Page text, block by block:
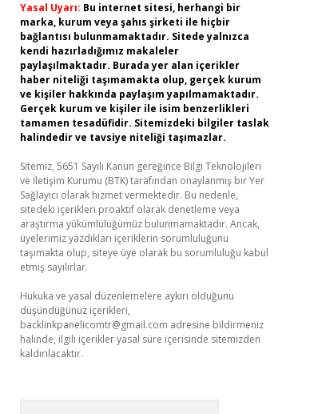
Yasal Uyarı: Bu internet sitesi, herhangi bir
marka, kurum veya şahıs şirketi ile hiçbir
bağlantısı bulunmamaktadır. Sitede yalnızca
kendi hazırladığımız makaleler
paylaşılmaktadır. Burada yer alan içerikler
haber niteliği taşımamakta olup, gerçek kurum
ve kişiler hakkında paylaşım yapılmamaktadır.
Gerçek kurum ve kişiler ile isim benzerlikleri
tamamen tesadüfidir. Sitemizdeki bilgiler taslak
halindedir ve tavsiye niteliği taşımazlar.
Sitemiz, 5651 Sayılı Kanun gereğince Bilgi Teknolojileri
ve İletişim Kurumu (BTK) tarafından onaylanmış bir Yer
Sağlayıcı olarak hizmet vermektedir. Bu nedenle,
sitedeki içerikleri proaktif olarak denetleme veya
araştırma yükümlülüğümüz bulunmamaktadır. Ancak,
üyelerimiz yazdıkları içeriklerin sorumluluğunu
taşımakta olup, siteye üye olarak bu sorumluluğu kabul
etmiş sayılırlar.
Hukuka ve yasal düzenlemelere aykırı olduğunu
düşündüğünüz içerikleri,
backlinkpanelicomtr@gmail.com adresine bildirmeniz
halinde, ilgili içerikler yasal süre içerisinde sitemizden
kaldırılacaktır.